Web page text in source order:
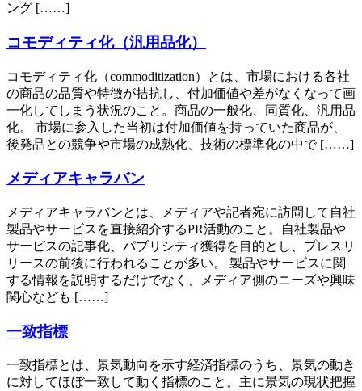
ング [……]
コモディティ化（汎用品化）
コモディティ化（commoditization）とは、市場における各社
の商品の品質や特徴が拮抗し、付加価値や差がなくなって画
一化してしまう状況のこと。商品の一般化、同質化、汎用品
化。 市場に参入した当初は付加価値を持っていた商品が、
後発品との競争や市場の成熟化、技術の標準化の中で [……]
メディアキャラバン
メディアキャラバンとは、メディアや記者宛に訪問して自社
製品やサービスを直接紹介するPR活動のこと。自社製品や
サービスの記事化、パブリシティ獲得を目的とし、プレスリ
リースの前後に行われることが多い。 製品やサービスに関
する情報を説明するだけでなく、メディア側のニーズや興味
関心なども [……]
一致指標
一致指標とは、景気動向を示す経済指標のうち、景気の動き
に対してほぼ一致して動く指標のこと。主に景気の現状把握